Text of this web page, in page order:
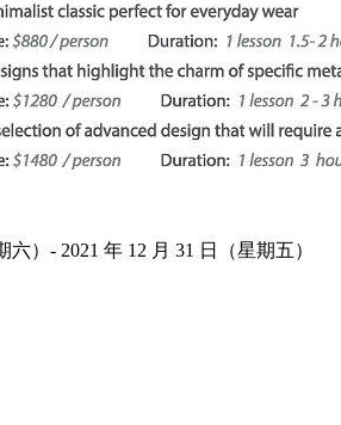
六）- 2021 年 12 月 31 日（星期五）